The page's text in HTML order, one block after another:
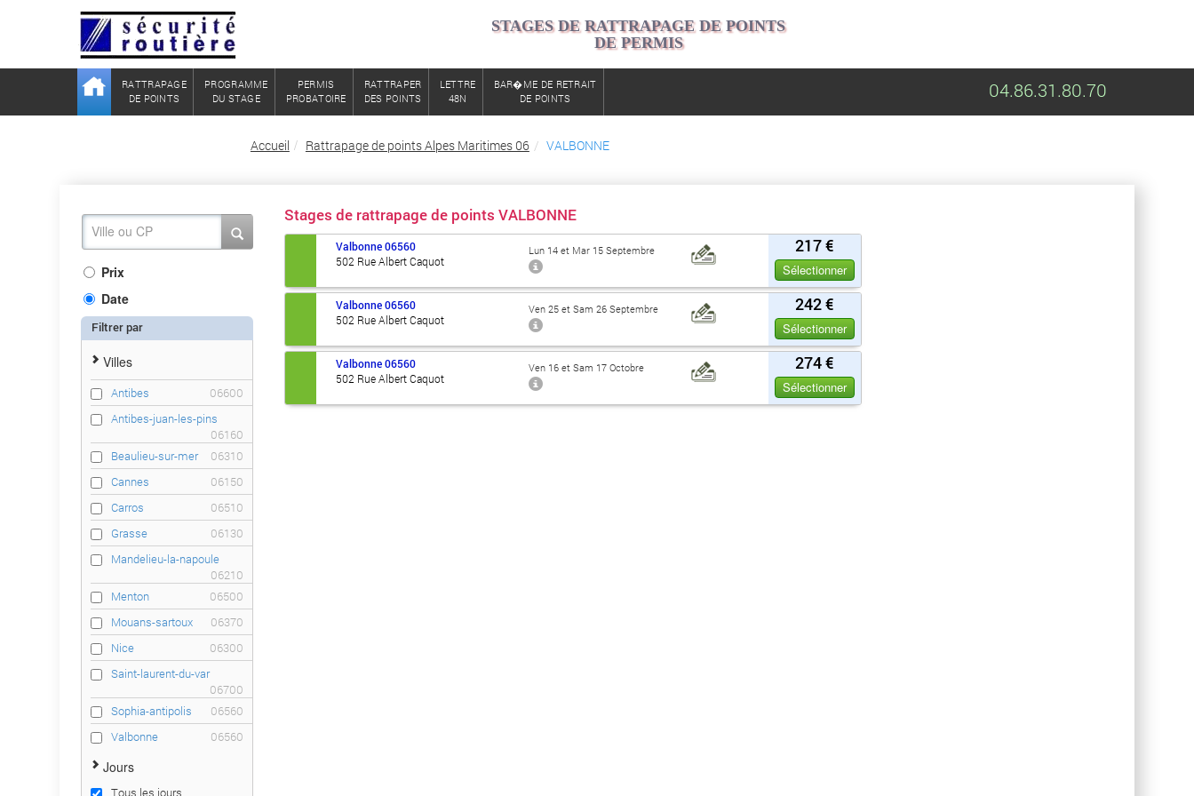
STAGES DE RATTRAPAGE DE POINTS
DE PERMIS
RATTRAPAGE
DE POINTS
PROGRAMME
DU STAGE
PERMIS
PROBATOIRE
RATTRAPER
DES POINTS
LETTRE
48N
BAR�ME DE RETRAIT
DE POINTS
04.86.31.80.70
Accueil Rattrapage de points Alpes Maritimes 06 VALBONNE
Prix
Date
Filtrer par
Villes
Antibes
06600
Antibes-juan-les-pins
06160
Beaulieu-sur-mer
06310
Cannes
06150
Carros
06510
Grasse
06130
Mandelieu-la-napoule
06210
Menton
06500
Mouans-sartoux
06370
Nice
06300
Saint-laurent-du-var
06700
Sophia-antipolis
06560
Valbonne
06560
Jours
Tous les jours
Stages de rattrapage de points VALBONNE
217 €
Sélectionner
Valbonne 06560
502 Rue Albert Caquot
Lun 14 et Mar 15 Septembre
242 €
Sélectionner
Valbonne 06560
502 Rue Albert Caquot
Ven 25 et Sam 26 Septembre
274 €
Sélectionner
Valbonne 06560
502 Rue Albert Caquot
Ven 16 et Sam 17 Octobre